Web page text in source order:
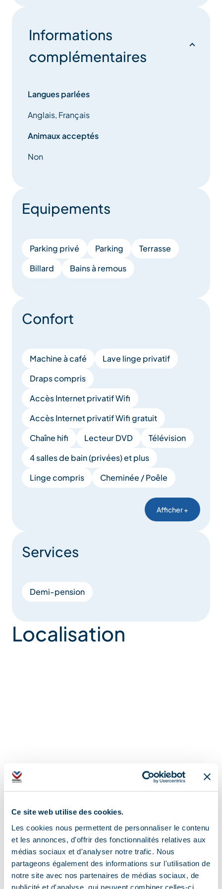
Ce site web utilise des cookies.
Les cookies nous permettent de personnaliser le contenu
et les annonces, d'offrir des fonctionnalités relatives aux
médias sociaux et d'analyser notre trafic. Nous
partageons également des informations sur l'utilisation de
notre site avec nos partenaires de médias sociaux, de
publicité et d'analyse, qui peuvent combiner celles-ci
profiter du luxe de cette retraite spéciale depuis
1989, qu’elle ait été la résidence de choix des VIP
pendant les Jeux olympiques et que nous ayons
remporté le prestigieux « Label Meribel », la
élevées.
Informations
complémentaires
Langues parlées
Anglais, Français
Animaux acceptés
Non
Equipements
Parking privé Parking
Terrasse
Billard
Bains à remous
Confort
Machine à café
Lave linge privatif
Draps compris
Accès Internet privatif Wifi
Accès Internet privatif Wifi gratuit
Chaîne hifi
Lecteur DVD
Télévision
4 salles de bain (privées) et plus
Linge compris
Cheminée / Poêle
Afficher +
Services
Demi-pension
Localisation